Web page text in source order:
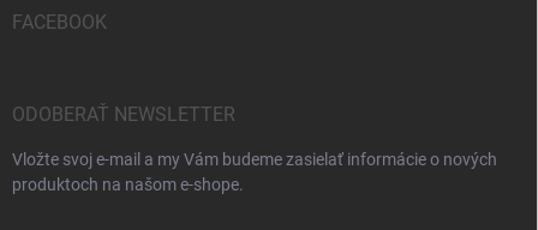
FACEBOOK
ODOBERAŤ NEWSLETTER
Vložte svoj e-mail a my Vám budeme zasielať informácie o nových
produktoch na našom e-shope.